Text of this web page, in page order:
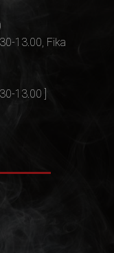
13.00, Fika
13.00 ]